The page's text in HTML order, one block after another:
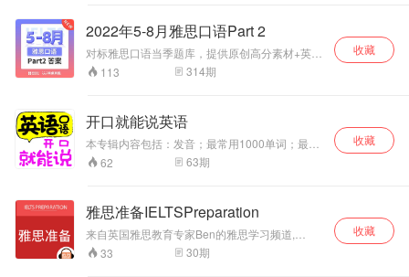
攻略篇：将高考中常考的题型进行了分类归纳，
从题型介绍、备考攻略和实践练习三个方面来进
行讲解。③实战演习篇：20回全真模拟试题。
2022年5-8月雅思口语Part 2
对标雅思口语当季题库，提供原创高分素材+英国
雅思9分口语外教发音。 各位烤鸭们，5-8月口语
预测题库目前已经上线啦，快来免费领取吧！ 关
库 ”，免费领取5-8月口语预测题库，免费答案也
会同步给各位哦。 2. 回复“ PPT ”，免费领取5-8
月口语素材范文PPT合集（内含P1-P2）。
113 314期
收藏
开口就能说英语
本专辑内容包括：发音；最常用1000单词；最常
用100句型；日常对话。​
62 63期
收藏
雅思准备IELTSPreparation
来自英国雅思教育专家Ben的雅思学习频道,
wechat official account: English Exam
Podcast。提供新鲜丰富的资料，标准答案，学习
33 30期
收藏